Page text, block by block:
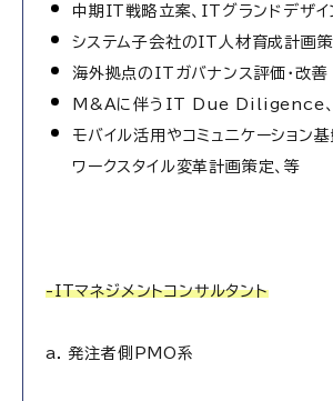
中期IT戦略立案、ITグランドデザイ
システム子会社のIT人材育成計画
海外拠点のITガバナンス評価・改善
M&Aに伴うIT Due Diligence、
モバイル活用やコミュニケーション
ワークスタイル変革計画策定、等
-ITマネジメントコンサルタント
a. 発注者側PMO系